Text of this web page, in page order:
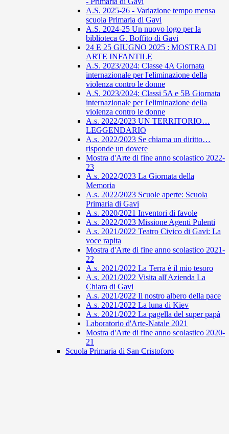
A.S. 2025-26 - Variazione tempo mensa
scuola Primaria di Gavi
A.S. 2024-25 Un nuovo logo per la
biblioteca G. Boffito di Gavi
24 E 25 GIUGNO 2025 : MOSTRA DI
ARTE INFANTILE
A.S. 2023/2024: Classe 4A Giornata
internazionale per l'eliminazione della
violenza contro le donne
A.S. 2023/2024: Classi 5A e 5B Giornata
internazionale per l'eliminazione della
violenza contro le donne
A.s. 2022/2023 UN TERRITORIO…
LEGGENDARIO
A.s. 2022/2023 Se chiama un diritto…
risponde un dovere
Mostra d'Arte di fine anno scolastico 2022-
23
A.s. 2022/2023 La Giornata della
Memoria
A.s. 2022/2023 Scuole aperte: Scuola
Primaria di Gavi
A.s. 2020/2021 Inventori di favole
A.s. 2022/2023 Missione Agenti Pulenti
A.s. 2021/2022 Teatro Civico di Gavi: La
voce rapita
Mostra d'Arte di fine anno scolastico 2021-
22
A.s. 2021/2022 La Terra è il mio tesoro
A.s. 2021/2022 Visita all'Azienda La
Chiara di Gavi
A.s. 2021/2022 Il nostro albero della pace
A.s. 2021/2022 La luna di Kiev
A.s. 2021/2022 La pagella del super papà
Laboratorio d'Arte-Natale 2021
Mostra d'Arte di fine anno scolastico 2020-
21
Scuola Primaria di San Cristoforo